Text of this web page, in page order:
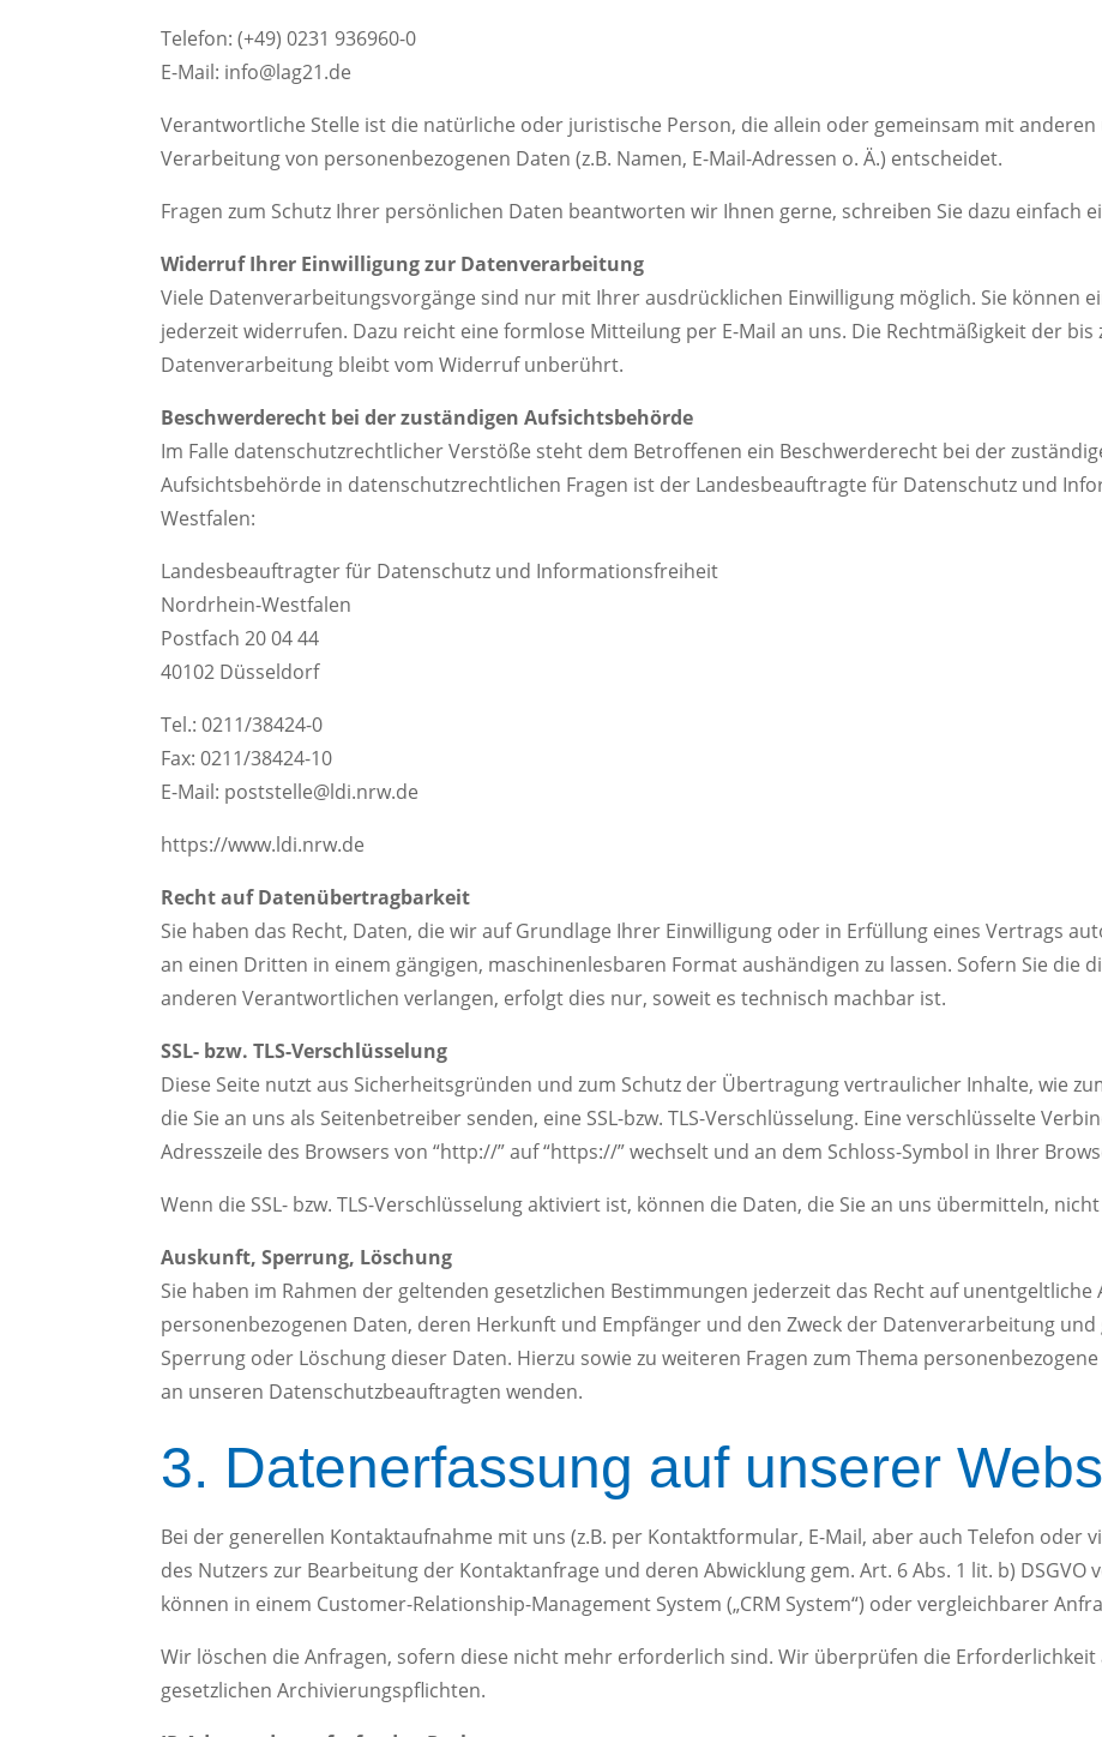
Telefon: (+49) 0231 936960-0
E-Mail: info@lag21.de
Verantwortliche Stelle ist die natürliche oder juristische Person, die allein oder gemeinsam mit
Verarbeitung von personenbezogenen Daten (z.B. Namen, E-Mail-Adressen o. Ä.) entscheidet.
Fragen zum Schutz Ihrer persönlichen Daten beantworten wir Ihnen gerne, schreiben Sie dazu einfach
Widerruf Ihrer Einwilligung zur Datenverarbeitung
Viele Datenverarbeitungsvorgänge sind nur mit Ihrer ausdrücklichen Einwilligung möglich. Sie können
jederzeit widerrufen. Dazu reicht eine formlose Mitteilung per E-Mail an uns. Die Rechtmäßigkeit der
Datenverarbeitung bleibt vom Widerruf unberührt.
Beschwerderecht bei der zuständigen Aufsichtsbehörde
Im Falle datenschutzrechtlicher Verstöße steht dem Betroffenen ein Beschwerderecht bei der
Aufsichtsbehörde in datenschutzrechtlichen Fragen ist der Landesbeauftragte für Datenschutz und
Westfalen:
Landesbeauftragter für Datenschutz und Informationsfreiheit
Nordrhein-Westfalen
Postfach 20 04 44
40102 Düsseldorf
Tel.: 0211/38424-0
Fax: 0211/38424-10
E-Mail: poststelle@ldi.nrw.de
https://www.ldi.nrw.de
Recht auf Datenübertragbarkeit
Sie haben das Recht, Daten, die wir auf Grundlage Ihrer Einwilligung oder in Erfüllung eines Vertrags
an einen Dritten in einem gängigen, maschinenlesbaren Format aushändigen zu lassen. Sofern Sie die
anderen Verantwortlichen verlangen, erfolgt dies nur, soweit es technisch machbar ist.
SSL- bzw. TLS-Verschlüsselung
Diese Seite nutzt aus Sicherheitsgründen und zum Schutz der Übertragung vertraulicher Inhalte, wie
die Sie an uns als Seitenbetreiber senden, eine SSL-bzw. TLS-Verschlüsselung. Eine verschlüsselte
Adresszeile des Browsers von “http://” auf “https://” wechselt und an dem Schloss-Symbol in Ihrer
Wenn die SSL- bzw. TLS-Verschlüsselung aktiviert ist, können die Daten, die Sie an uns übermitteln,
Auskunft, Sperrung, Löschung
Sie haben im Rahmen der geltenden gesetzlichen Bestimmungen jederzeit das Recht auf
personenbezogenen Daten, deren Herkunft und Empfänger und den Zweck der Datenverarbeitung und
Sperrung oder Löschung dieser Daten. Hierzu sowie zu weiteren Fragen zum Thema
an unseren Datenschutzbeauftragten wenden.
3. Datenerfassung auf unserer
Bei der generellen Kontaktaufnahme mit uns (z.B. per Kontaktformular, E-Mail, aber auch Telefon oder
des Nutzers zur Bearbeitung der Kontaktanfrage und deren Abwicklung gem. Art. 6 Abs. 1 lit. b)
können in einem Customer-Relationship-Management System („CRM System“) oder vergleichbarer
Wir löschen die Anfragen, sofern diese nicht mehr erforderlich sind. Wir überprüfen die Erforderlichkeit
gesetzlichen Archivierungspflichten.